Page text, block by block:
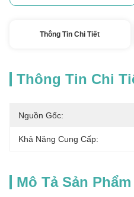
Thông Tin Chi Tiết
Thông Tin Chi
Nguồn Gốc:
Khả Năng Cung Cấp:
Mô Tả Sản Phẩm